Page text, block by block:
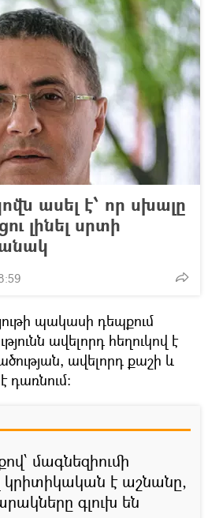
ասել է՝ որ սխալը
լինել սրտի
պակասի դեպքում
ավելորդ հեղուկով է
ավելորդ քաշի և
դառնում։
մագնեզիումի
է աշնանը,
գլուխ են